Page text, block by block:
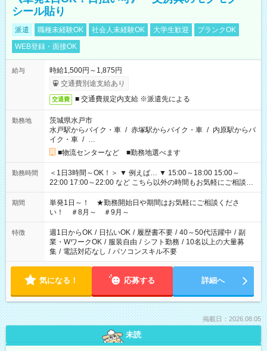
シール貼り
派遣 職種未経験OK 社会人未経験OK 大学生歓迎
ブランクOK
WEB登録・面接OK
給与
時給1,500円～1,875円
交通費別途支給あり
交通費 ■ 交通費規定内支給 ※派遣先による
勤務地
茨城県水戸市
水戸駅からバイク・車 / 赤塚駅からバイク・車 / 内原駅からバ
イク・車 / …
■物流センターなど ■勤務地選べます
勤務時間
＜1日3時間～OK！＞ ▼ 例えば… ▼ 15:00～18:00 15:00～
22:00 17:00～22:00 など こちら以外の時間もお気軽にご相談く
ださい！
期間
単発1日～！ ★勤務開始日や期間はお気軽にご相談くださ
い！ ＃8月～ ＃9月～
特徴 週1日からOK / 日払いOK / 履歴書不要 / 40～50代活躍中 / 副
業・WワークOK / 服装自由 / シフト勤務 / 10名以上の大量募
集 / 電話対応なし / パソコンスキル不要
気になる！ 応募する 詳細へ
掲載日：2026.08.05
未読